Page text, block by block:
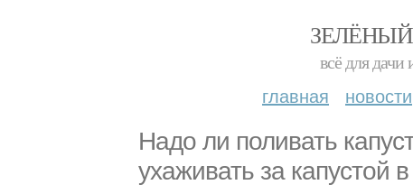
всё для дачи
главная новости
Надо ли поливать
ухаживать за капустой